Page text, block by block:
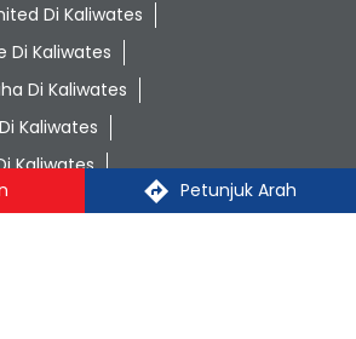
Petunjuk Arah
Di Kaliwates
Di Kaliwates
Di Kaliwates
Kaliwates
Kaliwates
Di Kaliwates